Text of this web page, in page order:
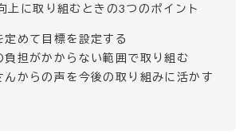
上に取り組むときの3つのポイント
定めて目標を設定する
負担がかからない範囲で取り組む
んからの声を今後の取り組みに活かす